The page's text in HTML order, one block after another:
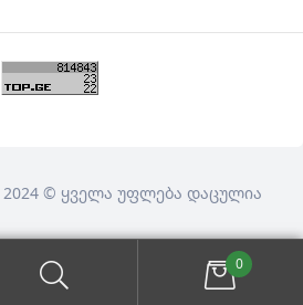
2024 © ყველა უფლება დაცულია
0